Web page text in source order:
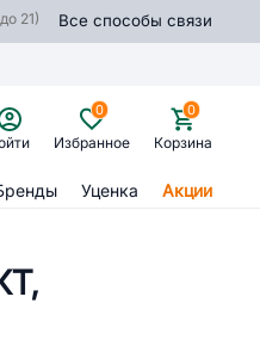
21) Все способы связи
Избранное
0
Корзина
0
Уценка Акции